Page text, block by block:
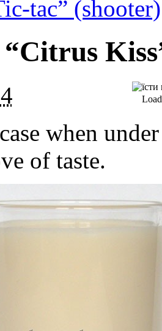
tac” (shooter)
when
of taste.